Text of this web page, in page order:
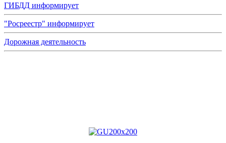
ГИБДД информирует
"Росреестр" информирует
Дорожная деятельность